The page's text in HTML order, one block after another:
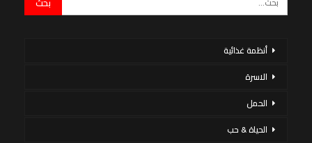
أنظمة غذائية
الاسرة
الحمل
الحياة & حب